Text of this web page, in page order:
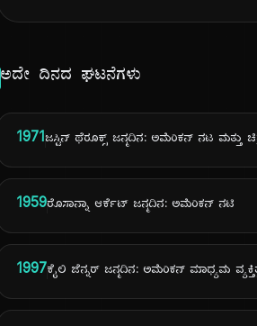
ಅದೇ ದಿನದ ಘಟನೆಗಳು
1971ಜಸ್ಟಿನ್ ಥೆರೂಕ್ಸ್ ಜನ್ಮದಿನ: ಅಮೆರಿಕನ್ ನಟ ಮತ್ತು
1959ರೊಸಾನ್ನಾ ಆರ್ಕೆಟ್ ಜನ್ಮದಿನ: ಅಮೆರಿಕನ್ ನಟಿ
1997ಕೈಲಿ ಜೆನ್ನರ್ ಜನ್ಮದಿನ: ಅಮೆರಿಕನ್ ಮಾಧ್ಯಮ